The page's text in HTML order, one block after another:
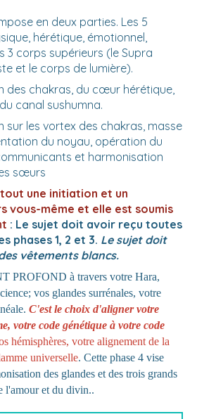
en deux parties. Les 5
hérétique, émotionnel,
3 corps supérieurs (le Supra
et le corps de lumière).
des chakras, du cœur hérétique,
canal sushumna.
sur les vortex des chakras, masse
du noyau, opération du
et harmonisation
sœurs
une initiation et un
vous-même et elle est soumis
: Le sujet doit avoir reçu toutes
phases 1, 2 et 3. Le sujet doit
vêtements blancs.
PROFOND à travers votre Hara,
vos glandes surrénales, votre
C'est le choix d'aligner votre
votre code génétique à votre code
hémisphères, votre alignement de la
universelle. Cette phase 4 vise
des glandes et des trois grands
l'amour et du divin..